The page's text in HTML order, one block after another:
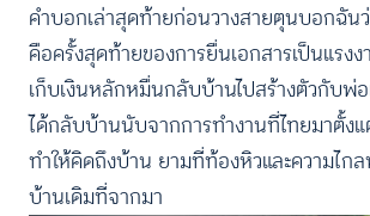
คำบอกเล่าสุดท้ายก่อนวางสายตุนบอกฉัน
คือครั้งสุดท้ายของการยื่นเอกสารเป็นแรงง
เก็บเงินหลักหมื่นกลับบ้านไปสร้างตัวกับพ่
ได้กลับบ้านนับจากการทำงานที่ไทยมาตั้งแ
ทำให้คิดถึงบ้าน ยามที่ท้องหิวและความไก
บ้านเดิมที่จากมา